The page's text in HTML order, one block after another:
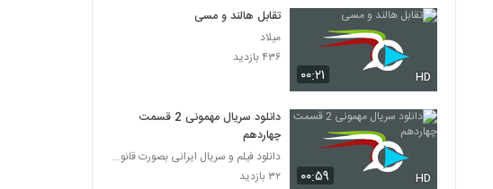
۰۰:۲۱ HD
تقابل هالند و مسی
میلاد
۴۳۶ بازدید
۰۰:۵۹ HD
دانلود سریال مهمونی 2 قسمت
چهاردهم
دانلود فیلم و سریال ایرانی بصورت قانونی
۳۲ بازدید